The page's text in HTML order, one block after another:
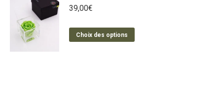
39,00€
Choix des options